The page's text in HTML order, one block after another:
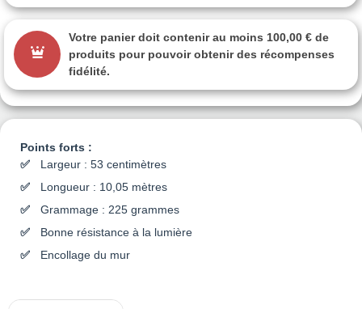
Points forts :
Largeur : 53 centimètres
Longueur : 10,05 mètres
Grammage : 225 grammes
Bonne résistance à la lumière
Encollage du mur
Votre panier doit contenir au moins 100,00 € de
produits pour pouvoir obtenir des récompenses
fidélité.